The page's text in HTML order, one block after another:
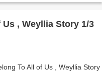
, Weyllia Story 1/3